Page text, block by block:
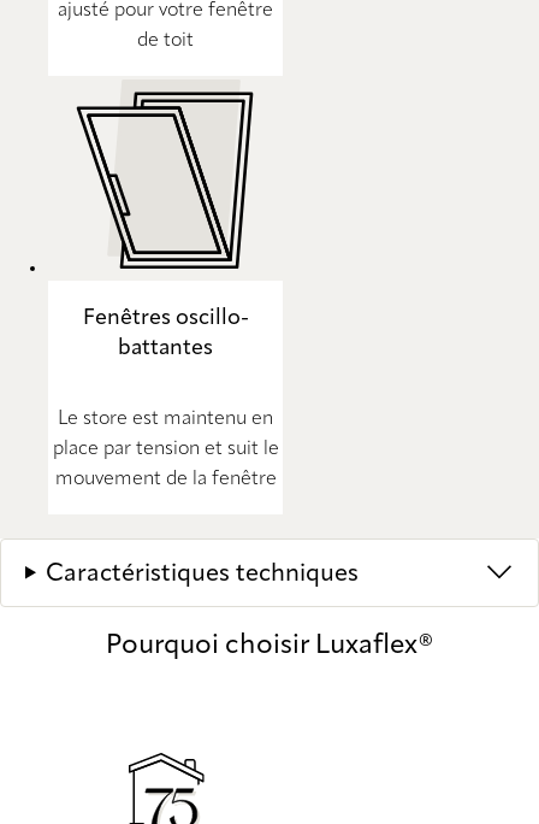
ajusté pour votre fenêtre
de toit
Fenêtres oscillo-
battantes
Le store est maintenu en
place par tension et suit le
mouvement de la fenêtre
Caractéristiques techniques
Pourquoi choisir Luxaflex®